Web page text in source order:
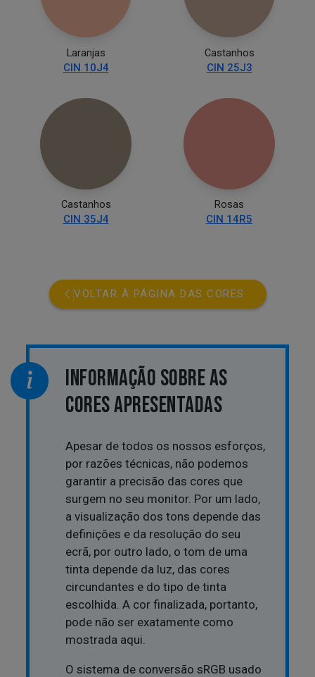
Laranjas
CIN 10J4
Castanhos
CIN 25J3
Castanhos
CIN 35J4
Rosas
CIN 14R5
VOLTAR À PÁGINA DAS CORES
INFORMAÇÃO SOBRE AS
CORES APRESENTADAS
Apesar de todos os nossos esforços,
por razões técnicas, não podemos
garantir a precisão das cores que
surgem no seu monitor. Por um lado,
a visualização dos tons depende das
definições e da resolução do seu
ecrã, por outro lado, o tom de uma
tinta depende da luz, das cores
circundantes e do tipo de tinta
escolhida. A cor finalizada, portanto,
pode não ser exatamente como
mostrada aqui.
O sistema de conversão sRGB usado